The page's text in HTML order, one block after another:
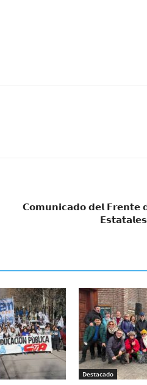
𝗖𝗼𝗺𝘂𝗻𝗶𝗰𝗮𝗱𝗼 𝗱𝗲𝗹 𝗙𝗿𝗲𝗻𝘁𝗲
Destacado